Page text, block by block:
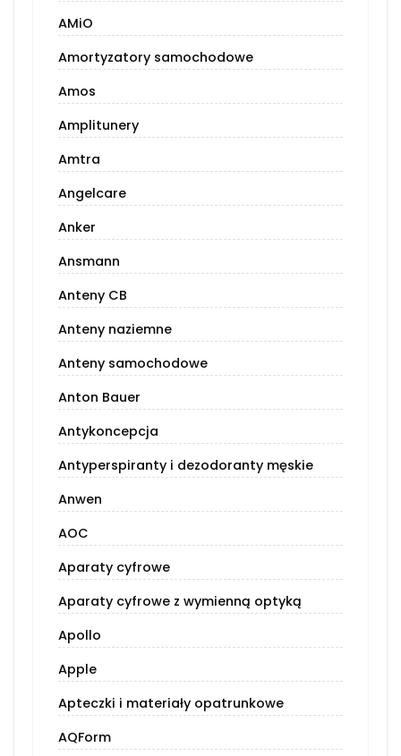
AMiO
Amortyzatory samochodowe
Amos
Amplitunery
Amtra
Angelcare
Anker
Ansmann
Anteny CB
Anteny naziemne
Anteny samochodowe
Anton Bauer
Antykoncepcja
Antyperspiranty i dezodoranty męskie
Anwen
AOC
Aparaty cyfrowe
Aparaty cyfrowe z wymienną optyką
Apollo
Apple
Apteczki i materiały opatrunkowe
AQForm